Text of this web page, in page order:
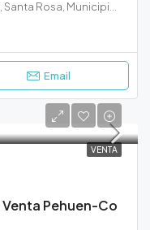
Email
VENTA
Pehuen-Co